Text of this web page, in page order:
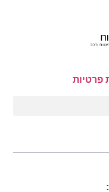
פרטיות